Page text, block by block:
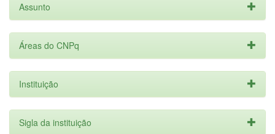
Assunto
Áreas do CNPq
Instituição
Sigla da instituição